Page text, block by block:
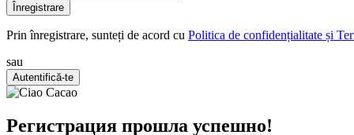
Înregistrare
Prin înregistrare, sunteți de acord cu Politica de confidențialitate și
sau
Autentifică-te
Регистрация прошла успешно!